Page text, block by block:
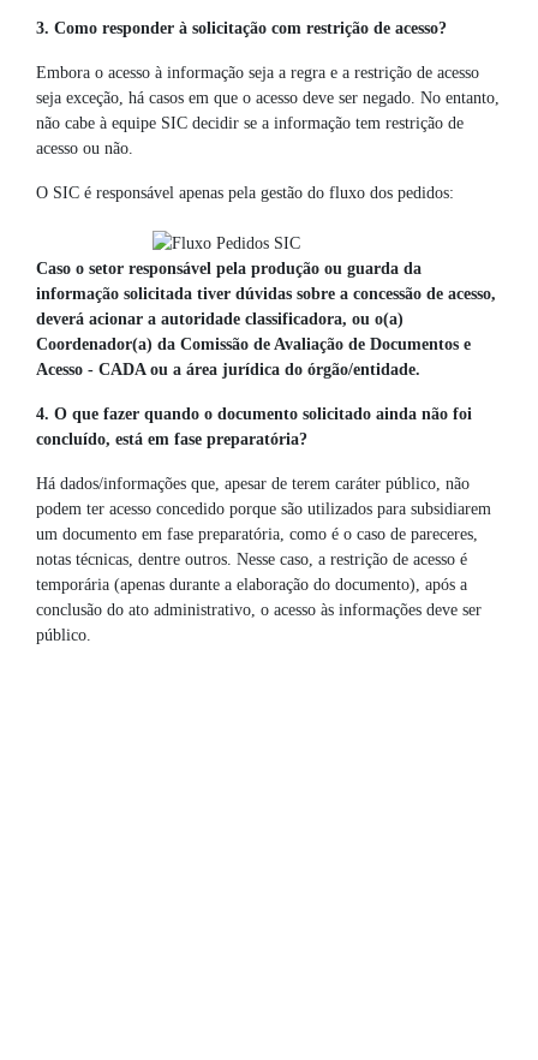
3. Como responder à solicitação com restrição de acesso?
Embora o acesso à informação seja a regra e a restrição de acesso
seja exceção, há casos em que o acesso deve ser negado. No entanto,
não cabe à equipe SIC decidir se a informação tem restrição de
acesso ou não.
O SIC é responsável apenas pela gestão do fluxo dos pedidos:
Caso o setor responsável pela produção ou guarda da
informação solicitada tiver dúvidas sobre a concessão de acesso,
deverá acionar a autoridade classificadora, ou o(a)
Coordenador(a) da Comissão de Avaliação de Documentos e
Acesso - CADA ou a área jurídica do órgão/entidade.
4. O que fazer quando o documento solicitado ainda não foi
concluído, está em fase preparatória?
Há dados/informações que, apesar de terem caráter público, não
podem ter acesso concedido porque são utilizados para subsidiarem
um documento em fase preparatória, como é o caso de pareceres,
notas técnicas, dentre outros. Nesse caso, a restrição de acesso é
temporária (apenas durante a elaboração do documento), após a
conclusão do ato administrativo, o acesso às informações deve ser
público.